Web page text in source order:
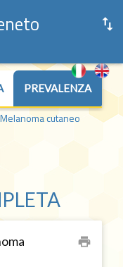
PREVALENZA
Melanoma cutaneo
print